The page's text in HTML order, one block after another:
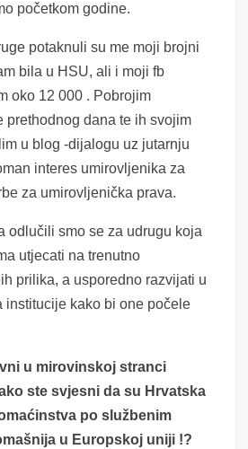
početkom godine.
potaknuli su me moji brojni
bila u HSU, ali i moji fb
oko 12 000 . Pobrojim
prethodnog dana te ih svojim
u blog -dijalogu uz jutarnju
interes umirovljenika za
za umirovljenička prava.
odlučili smo se za udrugu koja
utjecati na trenutno
prilika, a usporedno razvijati u
institucije kako bi one počele
u mirovinskoj stranci
ste svjesni da su Hrvatska
po službenim
u Europskoj uniji !?